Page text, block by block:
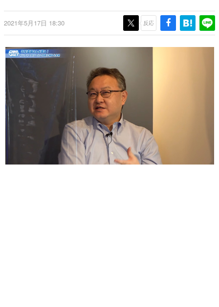
ゲーム世代の作家たち
ゲームに多大な影響を受けた作家さんに取材し、ゲームが
画です。
日本モバイルゲーム産業史
日本のモバイルゲーム史における主要なトピック・タイト
ルを網羅するほか、開発者へのインタビューや識者による
解説を掲載。約20年の歴史が一望できる決定版！
若ゲのいたり〜ゲームクリエイターの青春〜
『うつヌケ』『ペンと箸』等で知られるマンガ家・田中圭
一先生によるゲーム業界レポートマンガです。
なんでゲームは面白い？
ゲーム開発者・hamatsu氏がゲームの魅力を画面や操作の
具体的な形から解き明かしていく、硬派で骨太な評論連載
2021年5月17日 18:30 反応